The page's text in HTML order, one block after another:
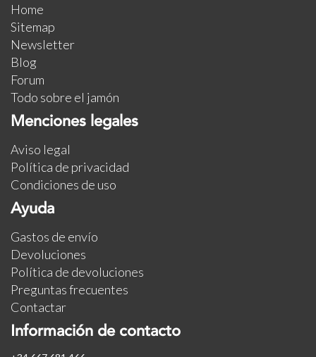
Home
Sitemap
Newsletter
Blog
Forum
Todo sobre el jamón
Menciones legales
Aviso legal
Política de privacidad
Condiciones de uso
Ayuda
Gastos de envío
Devoluciones
Política de devoluciones
Preguntas frecuentes
Contactar
Información de contacto